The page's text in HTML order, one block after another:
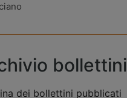
bollettini
dei bollettini pubblicati